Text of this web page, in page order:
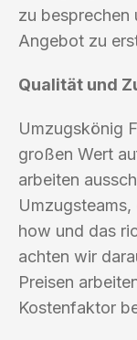
zu besprechen
Angebot zu
Qualität und
Umzugskönig
großen Wert
arbeiten
how und das
achten wir
Preisen
Kostenfaktor